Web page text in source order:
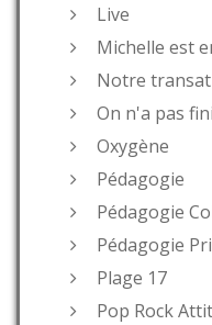
Live
Michelle est
Notre transat
On n'a pas
Oxygène
Pédagogie
Pédagogie
Pédagogie
Plage 17
Pop Rock